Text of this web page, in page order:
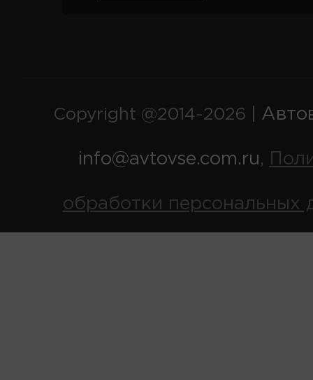
Copyright @2014-2026 |
info@avtovse.com.ru,
обработки персональных